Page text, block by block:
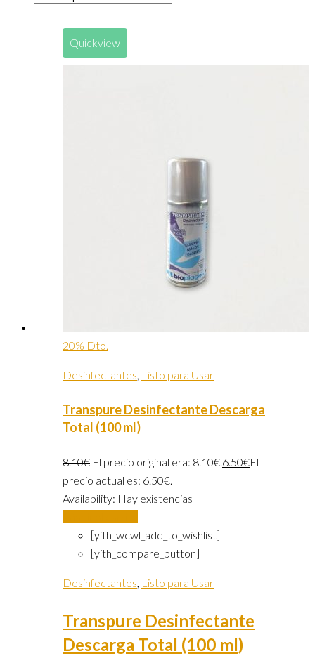
Quickview
20% Dto.
Desinfectantes, Listo para Usar
Transpure Desinfectante Descarga
Total (100 ml)
8.10€ El precio original era: 8.10€.6.50€El
precio actual es: 6.50€.
Availability: Hay existencias
[yith_wcwl_add_to_wishlist]
[yith_compare_button]
Desinfectantes, Listo para Usar
Transpure Desinfectante
Descarga Total (100 ml)